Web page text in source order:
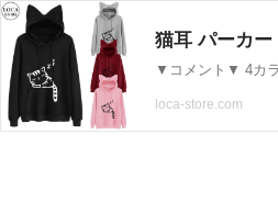
loca-store.com